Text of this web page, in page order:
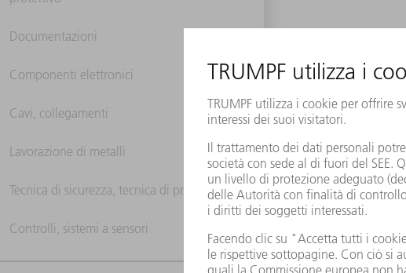
Documentazioni
Componenti elettronici
Cavi, collegamenti
Lavorazione di metalli
Tecnica di sicurezza, tecnica di protezione
Controlli, sistemi a sensori